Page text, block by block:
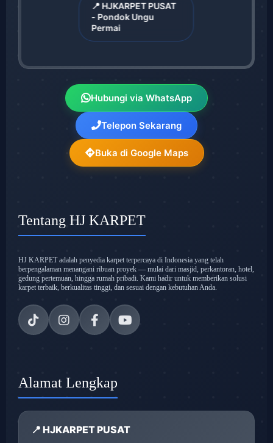
📍 HJKARPET PUSAT
- Pondok Ungu
Permai
Hubungi via WhatsApp
Telepon Sekarang
Buka di Google Maps
Tentang HJ KARPET
HJ KARPET adalah penyedia karpet terpercaya di Indonesia yang telah
berpengalaman menangani ribuan proyek — mulai dari masjid, perkantoran, hotel,
gedung pertemuan, hingga rumah pribadi. Kami hadir untuk memberikan solusi
karpet terbaik, berkualitas tinggi, dan sesuai dengan kebutuhan Anda.
Alamat Lengkap
📍 HJKARPET PUSAT